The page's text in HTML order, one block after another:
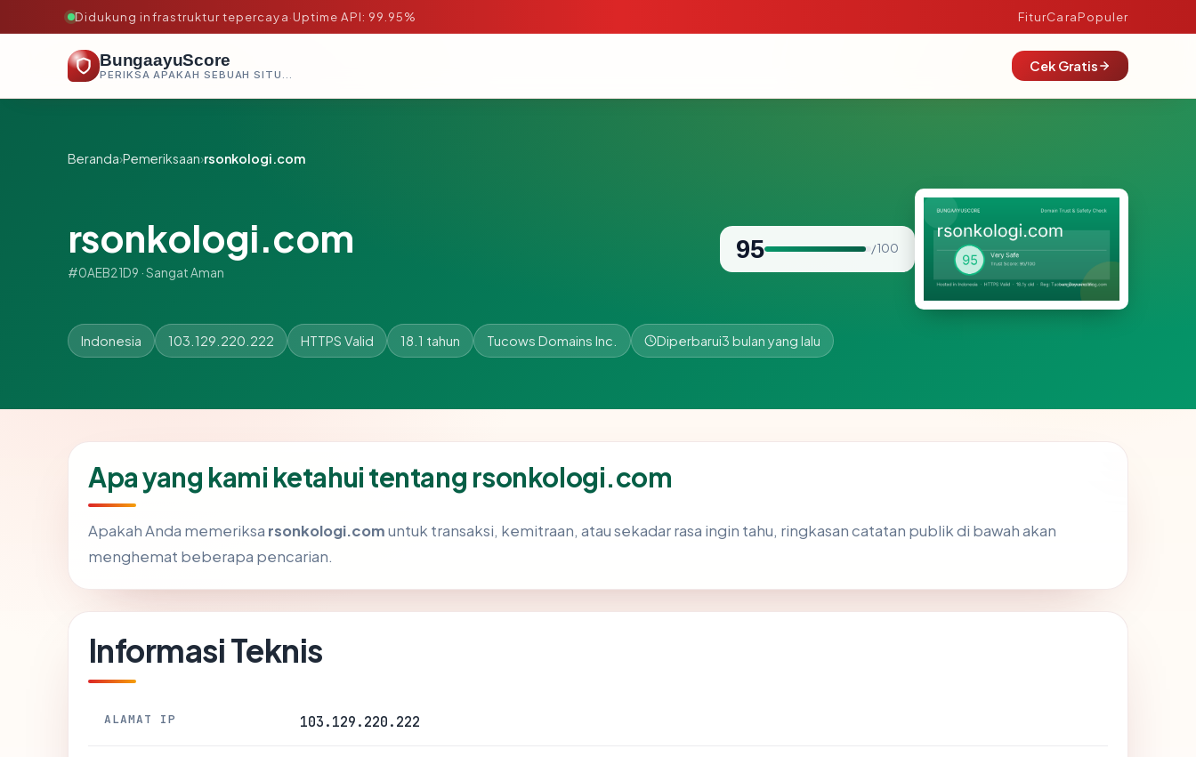
Didukung infrastruktur tepercaya·Uptime API: 99.95% FiturCaraPopuler
BungaayuScore
PERIKSA APAKAH SEBUAH SITUS AMAN, TEPERCAYA, DAN TERVERIFIKASI DALAM HITUNGAN DETIK.
Cek Gratis
Beranda›Pemeriksaan›rsonkologi.com
rsonkologi.com
#0AEB21D9 · Sangat Aman
95 / 100
Indonesia 103.129.220.222 HTTPS Valid 18.1 tahun Tucows Domains Inc. Diperbarui3 bulan yang lalu
Apa yang kami ketahui tentang rsonkologi.com
Apakah Anda memeriksa rsonkologi.comuntuk transaksi, kemitraan, atau sekadar rasa ingin tahu, ringkasan catatan publik di bawah akan
menghemat beberapa pencarian.
Informasi Teknis
ALAMAT IP 103.129.220.222